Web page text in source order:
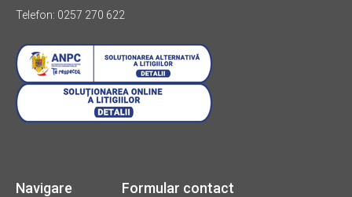
Telefon: 0257 270 622
Navigare Formular contact